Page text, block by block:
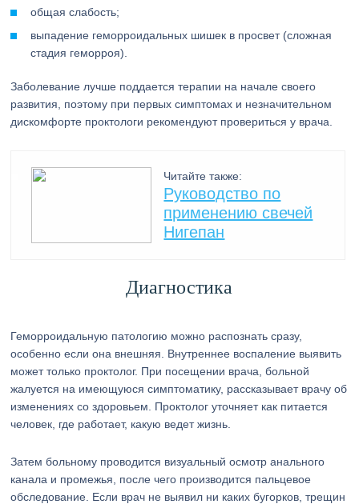
общая слабость;
выпадение геморроидальных шишек в просвет (сложная
стадия геморроя).
Заболевание лучше поддается терапии на начале своего
развития, поэтому при первых симптомах и незначительном
дискомфорте проктологи рекомендуют провериться у врача.
Читайте также:
Руководство по
применению свечей
Нигепан
Диагностика
Геморроидальную патологию можно распознать сразу,
особенно если она внешняя. Внутреннее воспаление выявить
может только проктолог. При посещении врача, больной
жалуется на имеющуюся симптоматику, рассказывает врачу об
изменениях со здоровьем. Проктолог уточняет как питается
человек, где работает, какую ведет жизнь.
Затем больному проводится визуальный осмотр анального
канала и промежья, после чего производится пальцевое
обследование. Если врач не выявил ни каких бугорков, трещин